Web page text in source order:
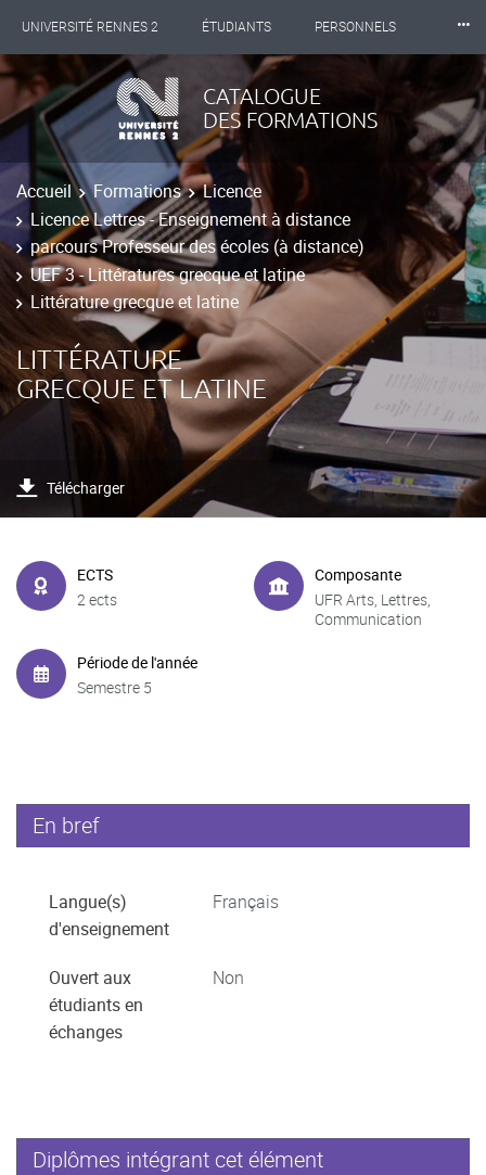
UNIVERSITÉ RENNES 2 ÉTUDIANTS PERSONNELS
INTERNATIONAL PROFESSIONNELS BIBLIOTHÈQUES
LES NOUVELLES DE RENNES 2
⸱⸱⸱
CATALOGUE
DES FORMATIONS
Accueil Formations
Licence
Licence Lettres - Enseignement à distance
parcours Professeur des écoles (à distance)
UEF 3 - Littératures grecque et latine
Littérature grecque et latine
LITTÉRATURE
GRECQUE ET LATINE
Télécharger
ECTS
2 ects
Composante
UFR Arts, Lettres,
Communication
Période de l'année
Semestre 5
En bref
Langue(s)
d'enseignement
Français
Ouvert aux
étudiants en
échanges
Non
Diplômes intégrant cet élément